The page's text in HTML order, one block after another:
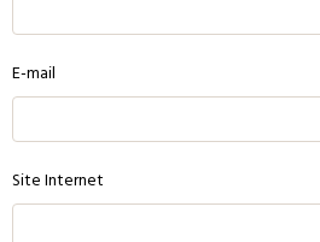
E-mail
Site Internet